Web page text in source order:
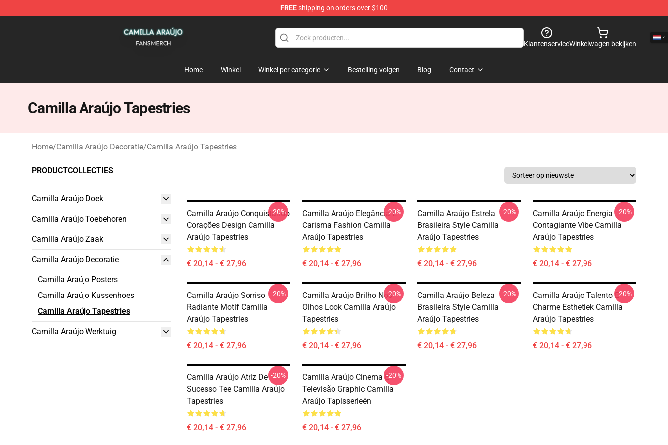
FREEshipping on orders over $100
KlantenserviceWinkelwagen bekijken
Home Winkel Winkel per categorie Bestelling volgen Blog Contact
Camilla Araújo Tapestries
Home/Camilla Araújo Decoratie/Camilla Araújo Tapestries
PRODUCTCOLLECTIES
Camilla Araújo Doek
Camilla Araújo Toebehoren
Camilla Araújo Zaak
Camilla Araújo Decoratie
Camilla Araújo Posters
Camilla Araújo Kussenhoes
Camilla Araújo Tapestries
Camilla Araújo Werktuig
Camilla Araújo Conquistando
Corações Design Camilla
Araújo Tapestries
€ 20,14 - € 27,96
-20%
Camilla Araújo Elegância E
Carisma Fashion Camilla
Araújo Tapestries
€ 20,14 - € 27,96
-20%
Camilla Araújo Estrela
Brasileira Style Camilla
Araújo Tapestries
€ 20,14 - € 27,96
-20%
Camilla Araújo Energia
Contagiante Vibe Camilla
Araújo Tapestries
€ 20,14 - € 27,96
-20%
Camilla Araújo Sorriso
Radiante Motif Camilla
Araújo Tapestries
€ 20,14 - € 27,96
-20%
Camilla Araújo Brilho Nos
Olhos Look Camilla Araújo
Tapestries
€ 20,14 - € 27,96
-20%
Camilla Araújo Beleza
Brasileira Style Camilla
Araújo Tapestries
€ 20,14 - € 27,96
-20%
Camilla Araújo Talento E
Charme Esthetiek Camilla
Araújo Tapestries
€ 20,14 - € 27,96
-20%
Camilla Araújo Atriz De
Sucesso Tee Camilla Araújo
Tapestries
€ 20,14 - € 27,96
-20%
Camilla Araújo Cinema E
Televisão Graphic Camilla
Araújo Tapisserieën
€ 20,14 - € 27,96
-20%